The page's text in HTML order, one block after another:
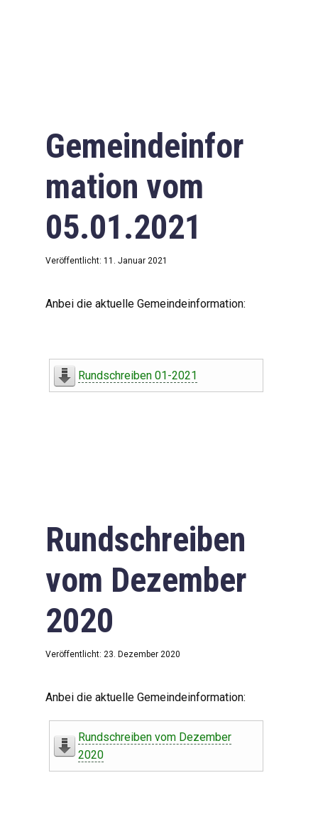
Gemeindeinfor
mation vom
05.01.2021
Veröffentlicht: 11. Januar 2021
Anbei die aktuelle Gemeindeinformation:
Rundschreiben 01-2021
Rundschreiben
vom Dezember
2020
Veröffentlicht: 23. Dezember 2020
Anbei die aktuelle Gemeindeinformation:
Rundschreiben vom Dezember
2020